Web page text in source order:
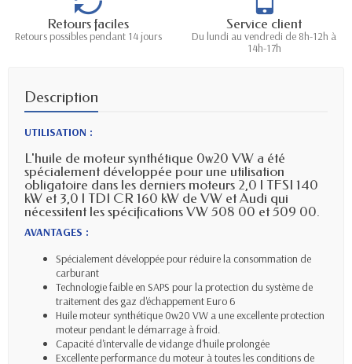
Retours faciles
Retours possibles pendant 14 jours
Service client
Du lundi au vendredi de 8h-12h à
14h-17h
Description
UTILISATION :
L'huile de moteur synthétique 0w20 VW a été
spécialement développée pour une utilisation
obligatoire dans les derniers moteurs 2,0 l TFSI 140
kW et 3,0 l TDI CR 160 kW de VW et Audi qui
nécessitent les spécifications VW 508 00 et 509 00.
AVANTAGES :
Spécialement développée pour réduire la consommation de
carburant
Technologie faible en SAPS pour la protection du système de
traitement des gaz d'échappement Euro 6
Huile moteur synthétique 0w20 VW a une excellente protection
moteur pendant le démarrage à froid.
Capacité d'intervalle de vidange d'huile prolongée
Excellente performance du moteur à toutes les conditions de